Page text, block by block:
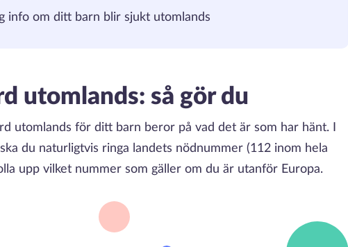
info om ditt barn blir sjukt utomlands
utomlands: så gör du
utomlands för ditt barn beror på vad det är som har hänt. I
du naturligtvis ringa landets nödnummer (112 inom hela
upp vilket nummer som gäller om du är utanför Europa.